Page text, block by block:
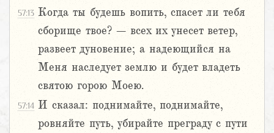
57:13 Когда ты будешь вопить, спасет ли тебя
сборище твое? – всех их унесет ветер,
развеет дуновение; а надеющийся на
Меня наследует землю и будет владеть
святою горою Моею.
57:14 И сказал: поднимайте, поднимайте,
ровняйте путь, убирайте преграду с пути